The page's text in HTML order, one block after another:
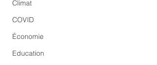
Climat
COVID
Économie
Education